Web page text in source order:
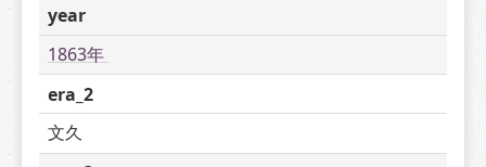
year
1863年
era_2
文久